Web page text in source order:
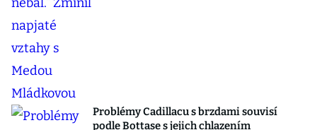
Problémy Cadillacu s brzdami souvisí
podle Bottase s jejich chlazením